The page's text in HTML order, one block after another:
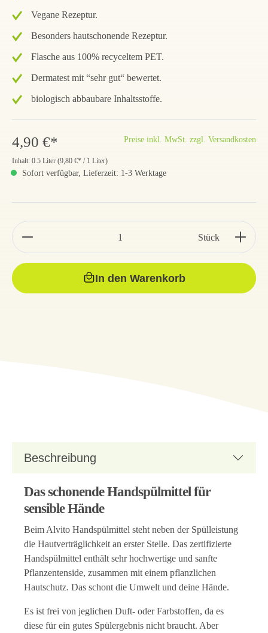
Vegane Rezeptur.
Besonders hautschonende Rezeptur.
Flasche aus 100% recyceltem PET.
Dermatest mit “sehr gut“ bewertet.
biologisch abbaubare Inhaltsstoffe.
4,90 €*
Inhalt: 0.5 Liter (9,80 €* / 1 Liter)
Preise inkl. MwSt. zzgl. Versandkosten
Sofort verfügbar, Lieferzeit: 1-3 Werktage
Stück
In den Warenkorb
Beschreibung
Das schonende Handspülmittel für
sensible Hände
Beim Alvito Handspülmittel steht neben der Spülleistung
die Hautverträglichkeit an erster Stelle. Das zertifizierte
Handspülmittel enthält sehr hochwertige und sanfte
Pflanzentenside, zusammen mit einem pflanzlichen
Hautschutz. Das schont die Umwelt und deine Hände.
Es ist frei von jeglichen Duft- oder Farbstoffen, da es
diese für ein gutes Spülergebnis nicht braucht. Aber